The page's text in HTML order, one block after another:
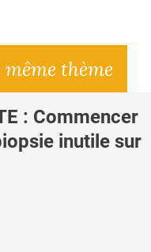
thème
: Commencer
inutile sur